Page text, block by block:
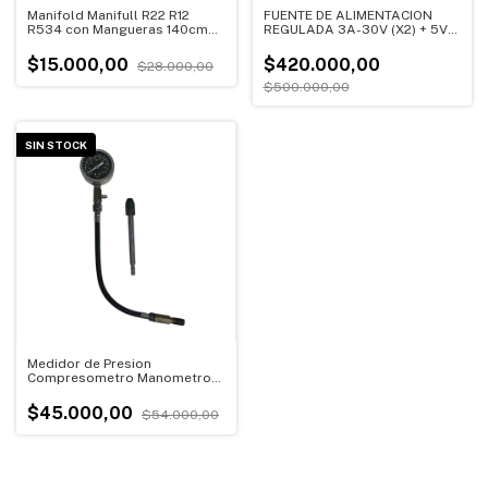
Manifold Manifull R22 R12
R534 con Mangueras 140cm
Acondicionado Gas | OUTLET
(Usado)
$15.000,00 $28.000,00
FUENTE DE ALIMENTACION
REGULADA 3A-30V (X2) + 5V-
OUTLET (Usado)
$420.000,00
$500.000,00
SIN STOCK
Medidor de Presion
Compresometro Manometro
OUTLET (Usado)
$45.000,00 $54.000,00